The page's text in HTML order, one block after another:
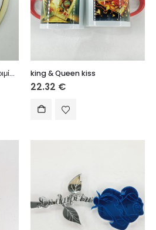
Καρδιά ξύλινη 15 εκ. (η γνωριμία μας) king & Queen kiss
22.32 €